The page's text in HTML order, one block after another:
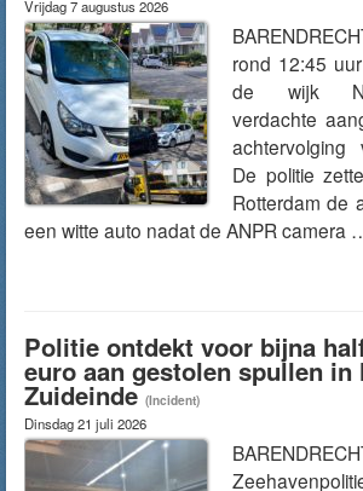
Vrijdag 7 augustus 2026
rond 12:45
de wijk
verdachte
achtervolging
De politie
Rotterdam de
een witte auto nadat de ANPR camera
Politie ontdekt voor bijna
euro aan gestolen spullen in
Zuideinde (Incident)
Dinsdag 21 juli 2026